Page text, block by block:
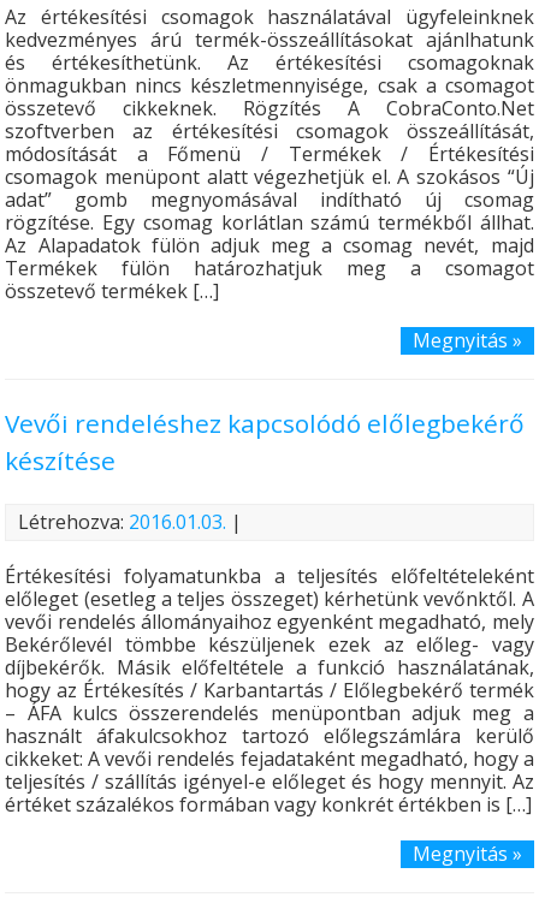
Az értékesítési csomagok használatával ügyfeleinknek
kedvezményes árú termék-összeállításokat ajánlhatunk
és értékesíthetünk. Az értékesítési csomagoknak
önmagukban nincs készletmennyisége, csak a csomagot
összetevő cikkeknek. Rögzítés A CobraConto.Net
szoftverben az értékesítési csomagok összeállítását,
módosítását a Főmenü / Termékek / Értékesítési
csomagok menüpont alatt végezhetjük el. A szokásos “Új
adat” gomb megnyomásával indítható új csomag
rögzítése. Egy csomag korlátlan számú termékből állhat.
Az Alapadatok fülön adjuk meg a csomag nevét, majd
Termékek fülön határozhatjuk meg a csomagot
összetevő termékek […]
Megnyitás »
Vevői rendeléshez kapcsolódó előlegbekérő
készítése
Létrehozva: 2016.01.03. |
Értékesítési folyamatunkba a teljesítés előfeltételeként
előleget (esetleg a teljes összeget) kérhetünk vevőnktől. A
vevői rendelés állományaihoz egyenként megadható, mely
Bekérőlevél tömbbe készüljenek ezek az előleg- vagy
díjbekérők. Másik előfeltétele a funkció használatának,
hogy az Értékesítés / Karbantartás / Előlegbekérő termék
– ÁFA kulcs összerendelés menüpontban adjuk meg a
használt áfakulcsokhoz tartozó előlegszámlára kerülő
cikkeket: A vevői rendelés fejadataként megadható, hogy a
teljesítés / szállítás igényel-e előleget és hogy mennyit. Az
értéket százalékos formában vagy konkrét értékben is […]
Megnyitás »